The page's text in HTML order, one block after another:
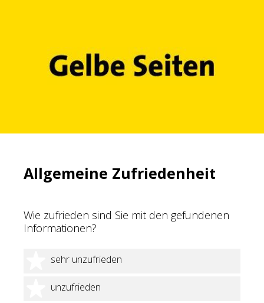
Allgemeine Zufriedenheit
Wie zufrieden sind Sie mit den gefundenen
Informationen?
sehr unzufrieden
1 Stern
unzufrieden
2 Sterne